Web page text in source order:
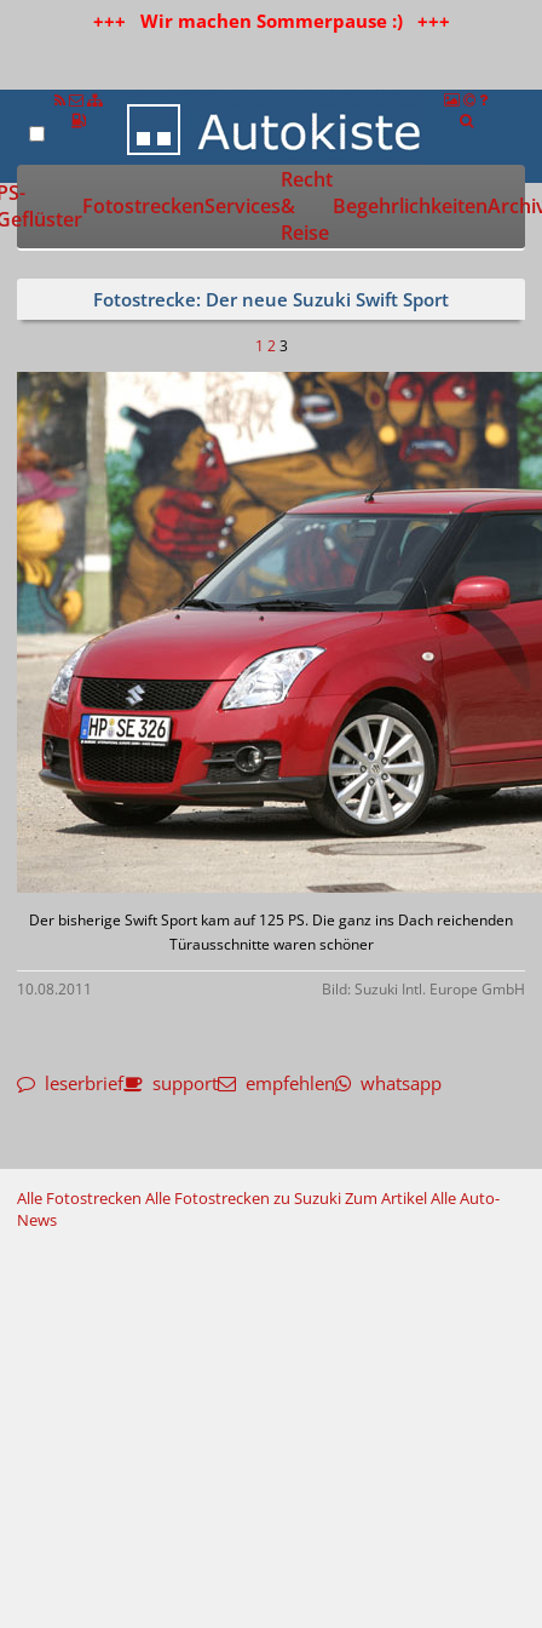
+++ Wir machen Sommerpause :) +++
Zur Startseite
FotostreckenServices
Recht
&
Reise
Begehrlichkeiten
Fotostrecke: Der neue Suzuki Swift Sport
1 2 3
Der bisherige Swift Sport kam auf 125 PS. Die ganz ins Dach reichenden
Türausschnitte waren schöner
10.08.2011 Bild: Suzuki Intl. Europe GmbH
leserbrief support empfehlen whatsapp
Alle Fotostrecken Alle Fotostrecken zu SuzukiZum ArtikelAlle Auto-
News